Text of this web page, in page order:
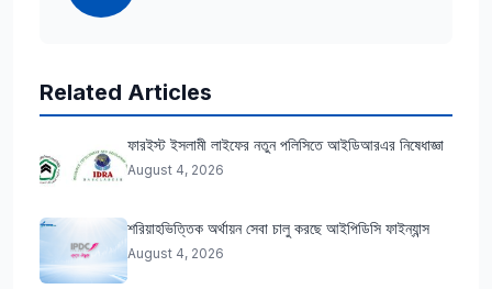
Related Articles
ফারইস্ট ইসলামী লাইফের নতুন পলিসিতে আইডিআরএর নিষেধাজ্ঞা
August 4, 2026
শরিয়াহভিত্তিক অর্থায়ন সেবা চালু করছে আইপিডিসি ফাইন্যান্স
August 4, 2026